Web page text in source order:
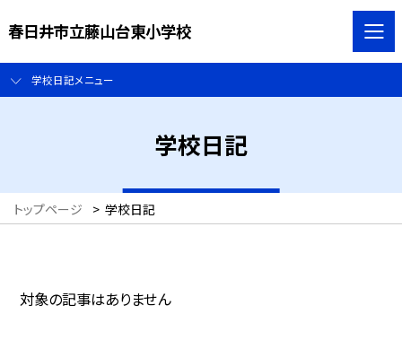
春日井市立藤山台東小学校
学校日記メニュー
学校日記
トップページ > 学校日記
対象の記事はありません